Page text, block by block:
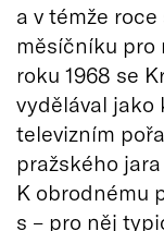
a v témže
měsíčníku pro
roku 1968 se
vydělával jako
televizním
pražského
K obrodnému
s – pro něj